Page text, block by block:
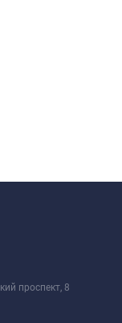
проспект, 8